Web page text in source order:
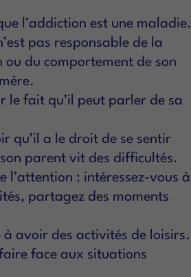
l’addiction est une maladie.
pas responsable de la
du comportement de son
le fait qu’il peut parler de sa
qu’il a le droit de se sentir
parent vit des difficultés.
l’attention : intéressez-vous à
partagez des moments
à avoir des activités de loisirs.
face aux situations